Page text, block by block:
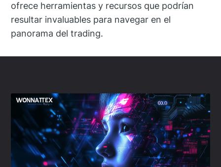
ofrece herramientas y recursos que podrían
resultar invaluables para navegar en el
panorama del trading.